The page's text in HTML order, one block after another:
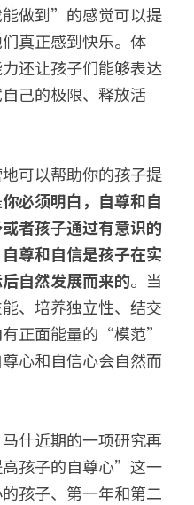
做到”的感觉可以提
真正感到快乐。体
还让孩子们能够表达
己的极限、释放活
可以帮助你的孩子提
你必须明白，自尊和自
者孩子通过有意识的
自尊和自信是孩子在实
自然发展而来的。当
、培养独立性、结交
正面能量的“模范”
心和自信心会自然而
什近期的一项研究再
孩子的自尊心”这一
孩子、第一年和第二